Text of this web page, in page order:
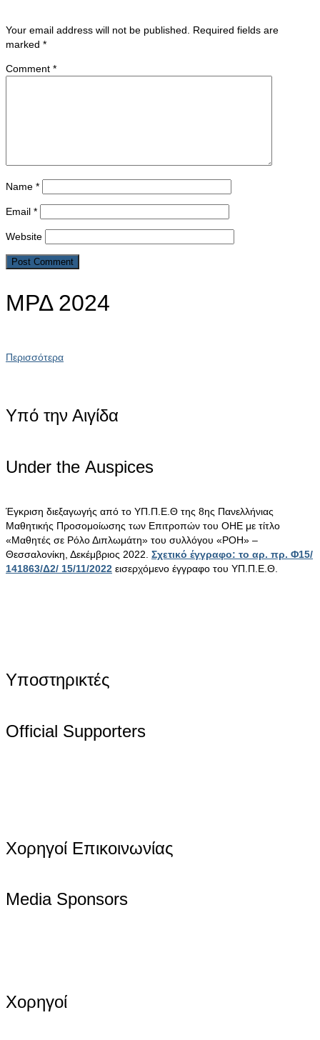
Your email address will not be published.
Required fields are
marked *
Comment *
Name *
Email *
Website
ΜΡΔ 2024
Περισσότερα
Υπό την Αιγίδα
Under the Αuspices
Έγκριση διεξαγωγής από το ΥΠ.Π.Ε.Θ της 8ης Πανελλήνιας
Μαθητικής Προσομοίωσης των Επιτροπών του ΟΗΕ με τίτλο
«Μαθητές σε Ρόλο Διπλωμάτη» του συλλόγου «ΡΟΗ» –
Θεσσαλονίκη, Δεκέμβριος 2022. Σχετικό έγγραφο: το αρ. πρ. Φ15/
141863/Δ2/ 15/11/2022 εισερχόμενο έγγραφο του ΥΠ.Π.Ε.Θ.
Υποστηρικτές
Official Supporters
Χορηγοί Επικοινωνίας
Media Sponsors
Χορηγοί